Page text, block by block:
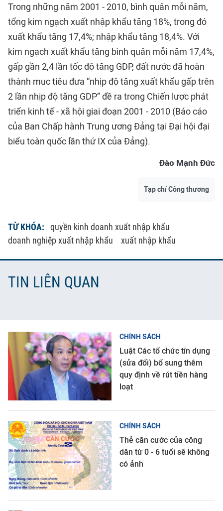
Trong những năm 2001 - 2010, bình quân mỗi năm,
tổng kim ngạch xuất nhập khẩu tăng 18%, trong đó
xuất khẩu tăng 17,4%; nhập khẩu tăng 18,4%. Với
kim ngạch xuất khẩu tăng bình quân mỗi năm 17,4%,
gấp gần 2,4 lần tốc độ tăng GDP, đất nước đã hoàn
thành mục tiêu đưa “nhịp độ tăng xuất khẩu gấp trên
2 lần nhịp độ tăng GDP” đề ra trong Chiến lược phát
triển kinh tế - xã hội giai đoạn 2001 - 2010 (Báo cáo
của Ban Chấp hành Trung ương Đảng tại Đại hội đại
biểu toàn quốc lần thứ IX của Đảng).
Đào Mạnh Đức
Tạp chí Công thương
TỪ KHÓA:
quyền kinh doanh xuất nhập khẩu
doanh nghiệp xuất nhập khẩu
xuất nhập khẩu
TIN LIÊN QUAN
CHÍNH SÁCH
Luật Các tổ chức tín dụng
(sửa đổi) bổ sung thêm
quy định về rút tiền hàng
loạt
CHÍNH SÁCH
Thẻ căn cước của công
dân từ 0 - 6 tuổi sẽ không
có ảnh